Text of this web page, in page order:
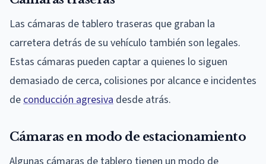
Las cámaras de tablero traseras que graban la
carretera detrás de su vehículo también son legales.
Estas cámaras pueden captar a quienes lo siguen
demasiado de cerca, colisiones por alcance e incidentes
de conducción agresiva desde atrás.
Cámaras en modo de estacionamiento